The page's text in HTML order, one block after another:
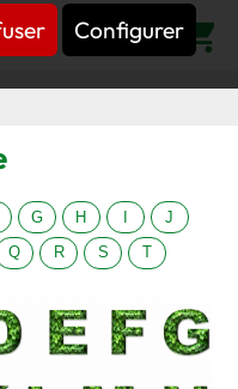
Configurer
G H
J
Q R S T